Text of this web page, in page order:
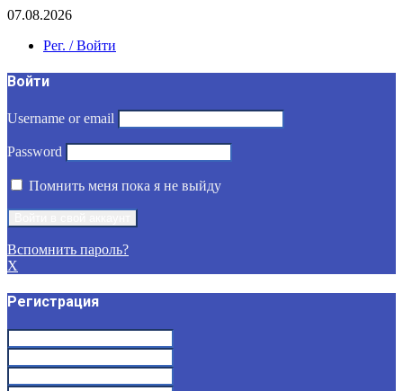
07.08.2026
Рег. / Войти
Войти
Username or email
Password
Помнить меня пока я не выйду
Вспомнить пароль?
X
Регистрация